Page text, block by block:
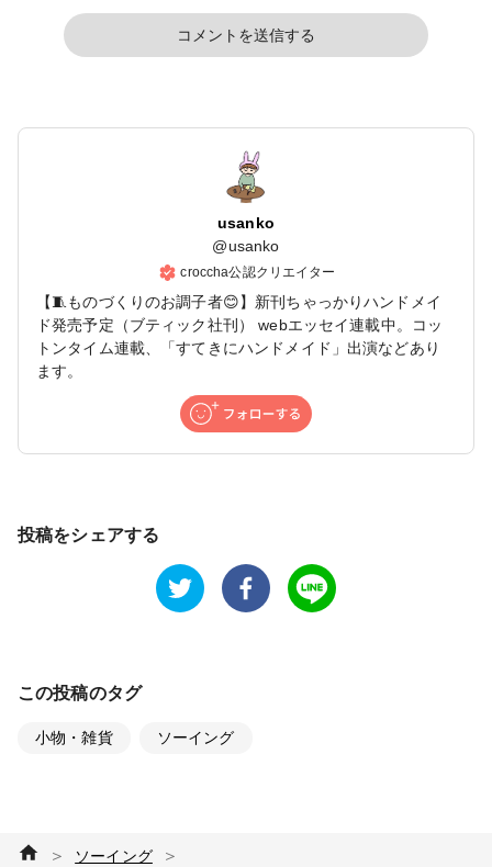
コメントを送信する
usanko
@usanko
croccha公認クリエイター
【🧵ものづくりのお調子者😊】新刊ちゃっかりハンドメイ
ド発売予定（ブティック社刊） webエッセイ連載中。コッ
トンタイム連載、「すてきにハンドメイド」出演などあり
ます。
投稿をシェアする
この投稿のタグ
小物・雑貨 ソーイング
＞ ソーイング ＞